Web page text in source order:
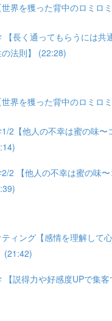
界を獲った背中のロミロ
【長く通ってもらうには
法則】 (22:28)
界を獲った背中のロミロ
2【他人の不幸は蜜の味〜
2 【他人の不幸は蜜の味
ティング【感情を理解して
(21:42)
【説得力や好感度UPで集客